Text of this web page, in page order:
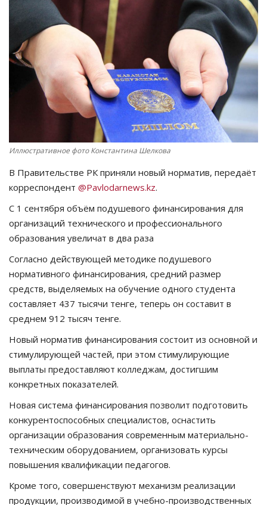
СПЕЦПРОЕКТЫ
СПОРТ
Чек-лист
РАЗВЛЕЧЕНИЯ
OFFICIAL
Курултай
Язык
Қазақша Русский
Иллюстративное фото Константина Шелкова
В Правительстве РК приняли новый норматив, передаёт
корреспондент @Pavlodarnews.kz.
С 1 сентября объём подушевого финансирования для
организаций технического и профессионального
образования увеличат в два раза
Согласно действующей методике подушевого
нормативного финансирования, средний размер
средств, выделяемых на обучение одного студента
составляет 437 тысячи тенге, теперь он составит в
среднем 912 тысяч тенге.
Новый норматив финансирования состоит из основной и
стимулирующей частей, при этом стимулирующие
выплаты предоставляют колледжам, достигшим
конкретных показателей.
Новая система финансирования позволит подготовить
конкурентоспособных специалистов, оснастить
организации образования современным материально-
техническим оборудованием, организовать курсы
повышения квалификации педагогов.
Кроме того, совершенствуют механизм реализации
продукции, производимой в учебно-производственных